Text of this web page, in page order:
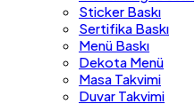
Sticker Baskı
Sertifika Baskı
Menü Baskı
Dekota Menü
Masa Takvimi
Duvar Takvimi